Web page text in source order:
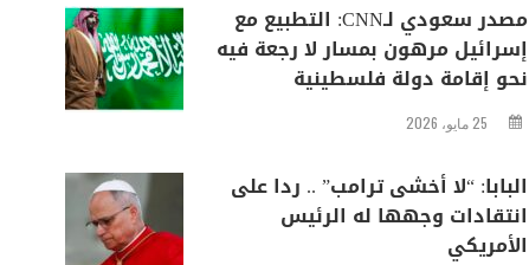
مصدر سعودي لـCNN: التطبيع مع
إسرائيل مرهون بمسار لا رجعة فيه
نحو إقامة دولة فلسطينية
25 مايو، 2026
البابا: “لا أخشى ترامب” .. ردا على
انتقادات وجهها له الرئيس
الأمريكي